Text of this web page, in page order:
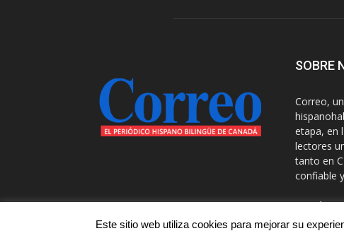
SOBRE
Correo,
etapa, en
lectores
tanto en
confiable
Este sitio web utiliza cookies para mejorar su